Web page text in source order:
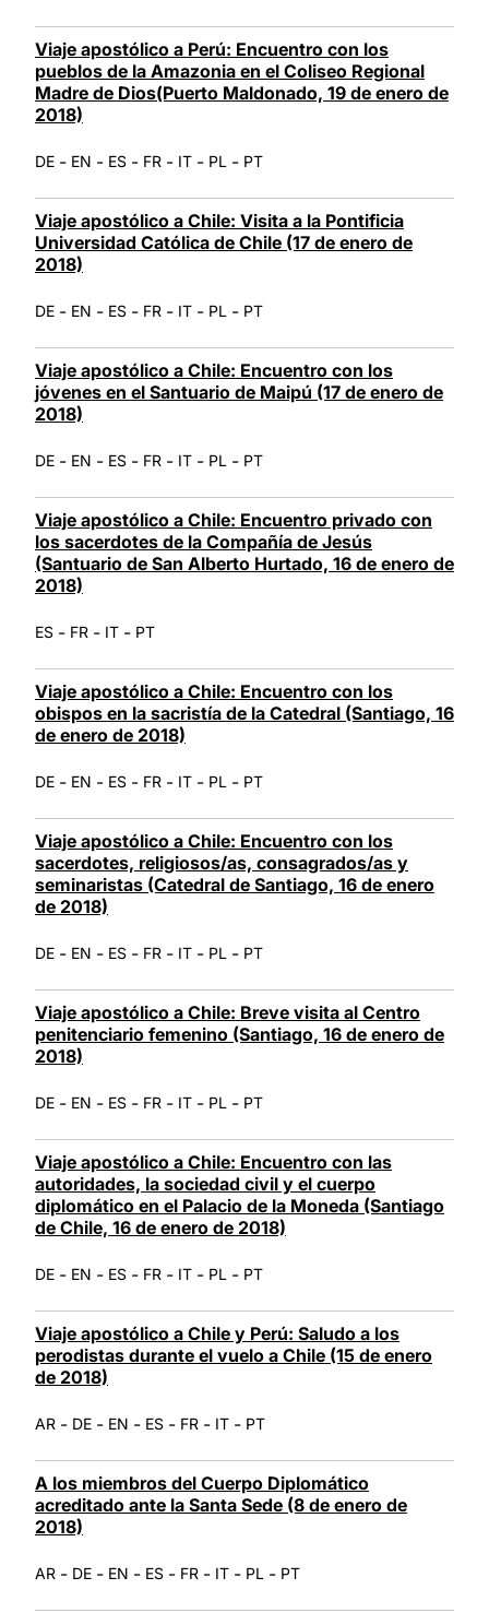
Viaje apostólico a Perú: Encuentro con los
pueblos de la Amazonia en el Coliseo Regional
Madre de Dios(Puerto Maldonado, 19 de enero de
2018)
DE - EN - ES - FR - IT - PL - PT
Viaje apostólico a Chile: Visita a la Pontificia
Universidad Católica de Chile (17 de enero de
2018)
DE - EN - ES - FR - IT - PL - PT
Viaje apostólico a Chile: Encuentro con los
jóvenes en el Santuario de Maipú (17 de enero de
2018)
DE - EN - ES - FR - IT - PL - PT
Viaje apostólico a Chile: Encuentro privado con
los sacerdotes de la Compañía de Jesús
(Santuario de San Alberto Hurtado, 16 de enero de
2018)
ES - FR - IT - PT
Viaje apostólico a Chile: Encuentro con los
obispos en la sacristía de la Catedral (Santiago, 16
de enero de 2018)
DE - EN - ES - FR - IT - PL - PT
Viaje apostólico a Chile: Encuentro con los
sacerdotes, religiosos/as, consagrados/as y
seminaristas (Catedral de Santiago, 16 de enero
de 2018)
DE - EN - ES - FR - IT - PL - PT
Viaje apostólico a Chile: Breve visita al Centro
penitenciario femenino (Santiago, 16 de enero de
2018)
DE - EN - ES - FR - IT - PL - PT
Viaje apostólico a Chile: Encuentro con las
autoridades, la sociedad civil y el cuerpo
diplomático en el Palacio de la Moneda (Santiago
de Chile, 16 de enero de 2018)
DE - EN - ES - FR - IT - PL - PT
Viaje apostólico a Chile y Perú: Saludo a los
perodistas durante el vuelo a Chile (15 de enero
de 2018)
AR - DE - EN - ES - FR - IT - PT
A los miembros del Cuerpo Diplomático
acreditado ante la Santa Sede (8 de enero de
2018)
AR - DE - EN - ES - FR - IT - PL - PT